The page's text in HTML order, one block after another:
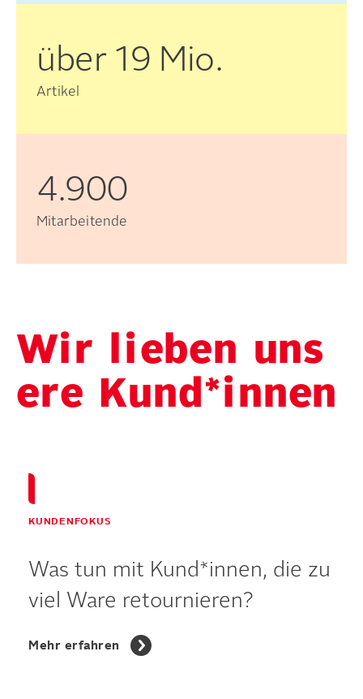
über 19 Mio.
Artikel
4.900
Mitarbeitende
Wir ie ben uns
ere Kund *innen
KUNDENFOKUS
Was tun mit Kund*innen, die zu
viel Ware retournieren?
Mehr erfahren